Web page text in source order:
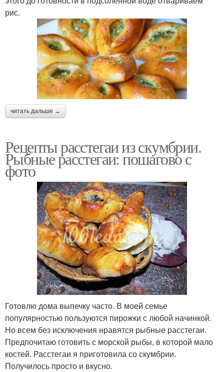
Расстегаи с мясом Расстегаи из скумбрии
Рыбные расстегаи
Расстегаи с
консервированной
рыбой
Расстегаи с сайрой
Расстегай с горбушей Расстегаи с горбушей
рис.
читать дальше →
Рецепты расстегаи из скумбрии.
Рыбные расстегаи: пошагово с
фото
Готовлю дома выпечку часто. В моей семье
популярностью пользуются пирожки с любой начинкой.
Но всем без исключения нравятся рыбные расстегаи.
Предпочитаю готовить с морской рыбы, в которой мало
костей. Расстегаи я приготовила со скумбрии.
Получилось просто и вкусно.